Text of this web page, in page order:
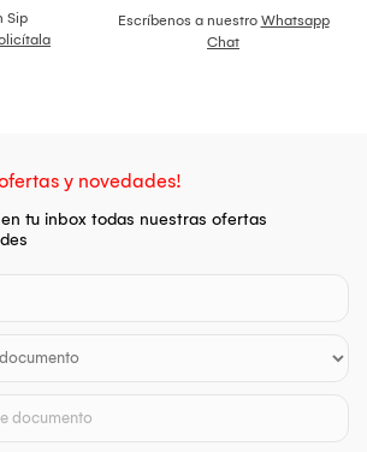
Sip
Escríbenos a nuestro Whatsapp
Chat
y novedades!
tu inbox todas nuestras ofertas